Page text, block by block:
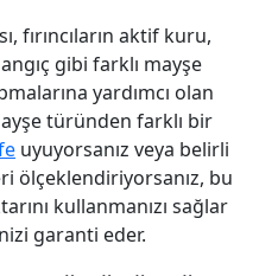
fırıncıların aktif kuru,
gibi farklı mayşe
yardımcı olan
türünden farklı bir
uyuyorsanız veya belirli
ölçeklendiriyorsanız, bu
kullanmanızı sağlar
garanti eder.